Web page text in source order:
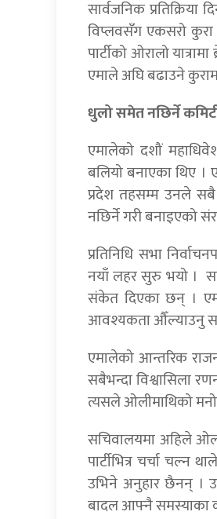
सार्वजनिक
विप्लवसँग एकसरो
पार्टीको ओरालो
एमाले अघि बढाउने
धुलो समेत नछिर्ने
एमालेको दशौं
बलियो बनाएका थिए
प्रदेश तहसम्म उनले
नछिर्ने गरी बनाइएको
प्रतिनिधि सभा
नयाँ लहर सुरु भयो ।
संकेत दिएका छन् ।
आवश्यकता औँल्याउनु
एमालेको आन्तरिक
सबैभन्दा विश्वासिला
त्यसले ओलीमाथिको
सचिवालयमा अहिले
पार्टीभित्र चर्चा
उभिने अनुहार छैनन् ।
बादल आफ्नै समस्याका